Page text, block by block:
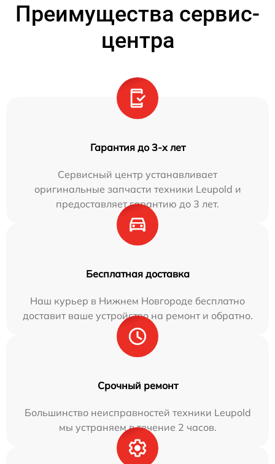
Преимущества сервис-
центра
Гарантия до 3-х лет
Сервисный центр устанавливает
оригинальные запчасти техники Leupold и
предоставляет гарантию до 3 лет.
Бесплатная доставка
Наш курьер в Нижнем Новгороде бесплатно
доставит ваше устройство на ремонт и обратно.
Срочный ремонт
Большинство неисправностей техники Leupold
мы устраняем в течение 2 часов.